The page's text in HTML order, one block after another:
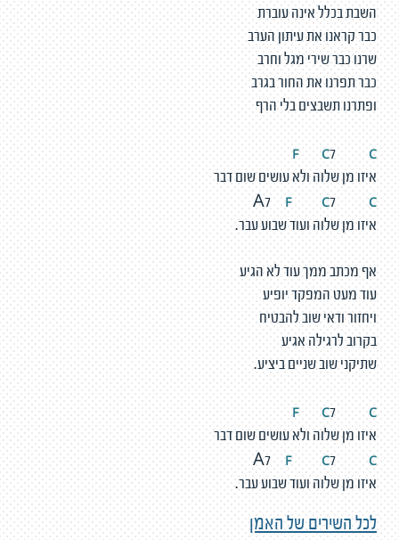
השבת בכלל אינה עוברת
כבר קראנו את עיתון הערב
שרנו כבר שירי מגל וחרב
כבר תפרנו את החור בגרב
ופתרנו תשבצים בלי הרף
F C7 C
איזו מן שלוה ולא עושים שום דבר
A7
F C7 C
איזו מן שלוה ועוד שבוע עבר.
אף מכתב ממך עוד לא הגיע
עוד מעט המפקד יופיע
ויחזור ודאי שוב להבטיח
בקרוב לרגילה אגיע
שתיקני שוב שניים ביציע.
F C7 C
איזו מן שלוה ולא עושים שום דבר
A7
F C7 C
איזו מן שלוה ועוד שבוע עבר.
לכל השירים של האמן